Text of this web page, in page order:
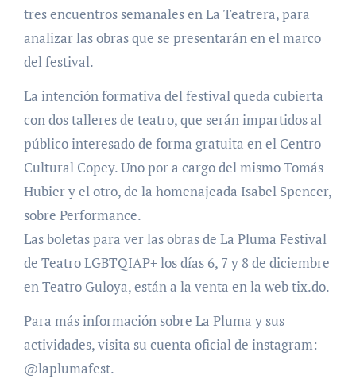
tres encuentros semanales en La Teatrera, para
analizar las obras que se presentarán en el marco
del festival.
La intención formativa del festival queda cubierta
con dos talleres de teatro, que serán impartidos al
público interesado de forma gratuita en el Centro
Cultural Copey. Uno por a cargo del mismo Tomás
Hubier y el otro, de la homenajeada Isabel Spencer,
sobre Performance.
Las boletas para ver las obras de La Pluma Festival
de Teatro LGBTQIAP+ los días 6, 7 y 8 de diciembre
en Teatro Guloya, están a la venta en la web tix.do.
Para más información sobre La Pluma y sus
actividades, visita su cuenta oficial de instagram:
@laplumafest.